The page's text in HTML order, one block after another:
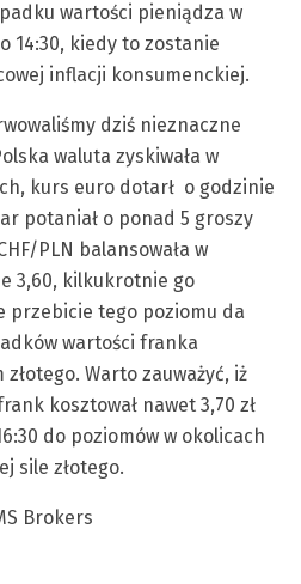
wartości pieniądza w
14:30, kiedy to zostanie
inflacji konsumenckiej.
dziś nieznaczne
waluta zyskiwała w
kurs euro dotarł o godzinie
potaniał o ponad 5 groszy
PLN balansowała w
3,60, kilkukrotnie go
przebicie tego poziomu da
wartości franka
Warto zauważyć, iż
kosztował nawet 3,70 zł
do poziomów w okolicach
sile złotego.
Brokers